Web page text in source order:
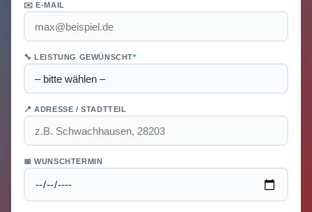
✉️ E-MAIL
🔧 LEISTUNG GEWÜNSCHT*
📍 ADRESSE / STADTTEIL
📅 WUNSCHTERMIN